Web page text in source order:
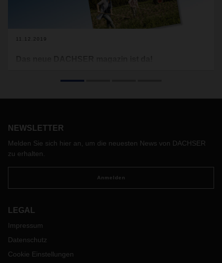
11.12.2019
NEWSLETTER
Melden Sie sich hier an, um die neuesten News von DACHSER
zu erhalten.
Anmelden
LEGAL
Impressum
Datenschutz
Cookie Einstellungen